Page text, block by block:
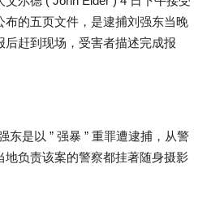
布的五页文件，是逮捕刘强东当晚
后赶到现场，受害者描述完成报
东是以 ” 强暴 ” 重罪遭逮捕，从警
地负责该案的警察都挂著随身摄影